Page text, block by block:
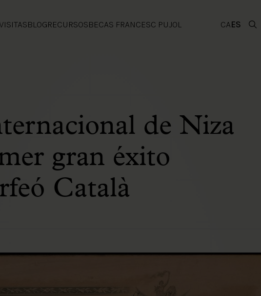
BLOGRECURSOSBECAS FRANCESC PUJOL CAES
de Niza
gran éxito
Català